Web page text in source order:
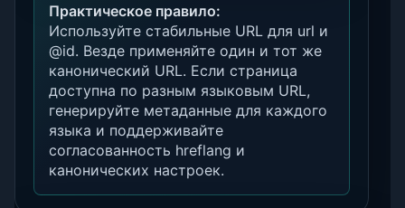
Практическое правило:
Используйте стабильные URL для url и
@id. Везде применяйте один и тот же
канонический URL. Если страница
доступна по разным языковым URL,
генерируйте метаданные для каждого
языка и поддерживайте
согласованность hreflang и
канонических настроек.